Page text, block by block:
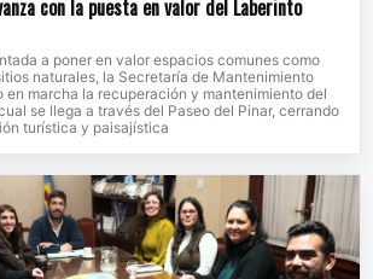
con la puesta en valor del Laberinto
a poner en valor espacios comunes como
naturales, la Secretaría de Mantenimiento
en marcha la recuperación y mantenimiento del
se llega a través del Paseo del Pinar, cerrando
turística y paisajística